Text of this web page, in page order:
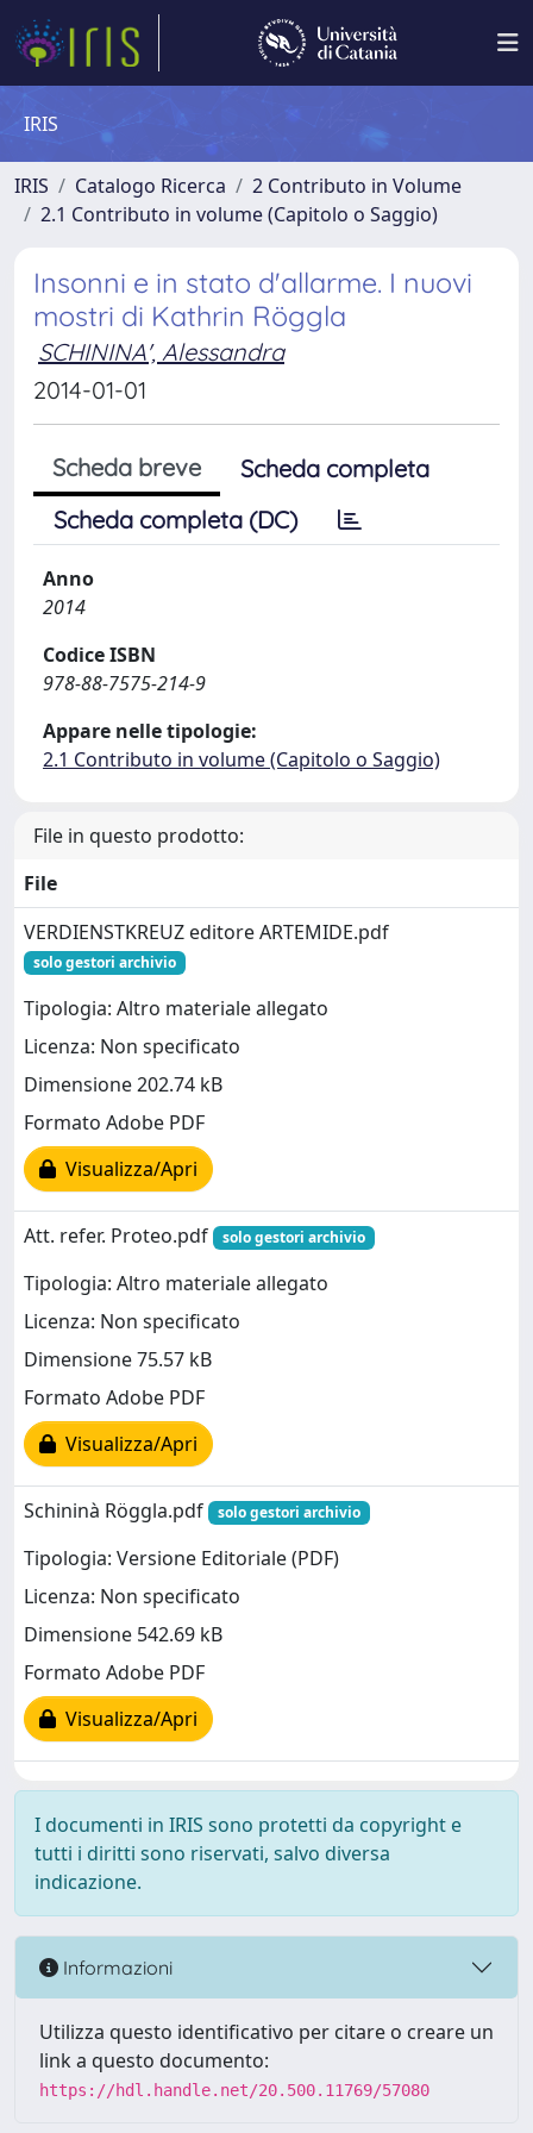
IRIS
IRIS Catalogo Ricerca
2 Contributo in Volume
2.1 Contributo in volume (Capitolo o Saggio)
Insonni e in stato d'allarme. I nuovi
mostri di Kathrin Röggla
SCHININA', Alessandra
2014-01-01
Scheda breve
Scheda completa
Scheda completa (DC)
Anno
2014
Codice ISBN
978-88-7575-214-9
Appare nelle tipologie:
2.1 Contributo in volume (Capitolo o Saggio)
File in questo prodotto:
File
VERDIENSTKREUZ editore ARTEMIDE.pdf
solo gestori archivio
Tipologia: Altro materiale allegato
Licenza: Non specificato
Dimensione 202.74 kB
Formato Adobe PDF
Visualizza/Apri
Att. refer. Proteo.pdf solo gestori archivio
Tipologia: Altro materiale allegato
Licenza: Non specificato
Dimensione 75.57 kB
Formato Adobe PDF
Visualizza/Apri
Schininà Röggla.pdf solo gestori archivio
Tipologia: Versione Editoriale (PDF)
Licenza: Non specificato
Dimensione 542.69 kB
Formato Adobe PDF
Visualizza/Apri
I documenti in IRIS sono protetti da copyright e
tutti i diritti sono riservati, salvo diversa
indicazione.
Informazioni
Utilizza questo identificativo per citare o creare un
link a questo documento:
https://hdl.handle.net/20.500.11769/57080